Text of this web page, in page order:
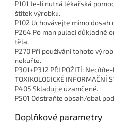
P101 Je-li nutná lékařská
štítek výrobku.
P102 Uchovávejte mimo dosah
P264 Po manipulaci důkladně
těla.
P270 Při používání tohoto
nekuřte.
P301+P312 PŘI POŽITÍ:
TOXIKOLOGICKÉ INFORMAČNÍ
P405 Skladujte uzamčené.
P501 Odstraňte obsah/obal
Doplňkové parametry